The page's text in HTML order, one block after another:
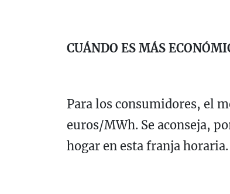
CUÁNDO ES MÁS
Para los consumidores, el
euros/MWh. Se aconseja,
hogar en esta franja horaria.